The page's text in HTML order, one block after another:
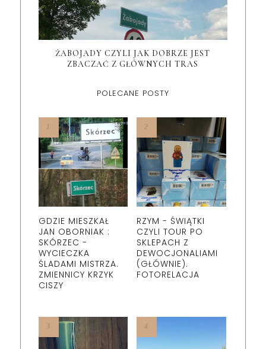
ŻABOJADY CZYLI JAK DOBRZE JEST
ZBACZAĆ Z GŁÓWNYCH TRAS
POLECANE POSTY
GDZIE MIESZKAŁ
JAN OBORNIAK :
SKÓRZEC -
WYCIECZKA
ŚLADAMI MISTRZA.
ZMIENNICY KRZYK
CISZY
RZYM - ŚWIĄTKI
CZYLI TOUR PO
SKLEPACH Z
DEWOCJONALIAMI
(GŁÓWNIE).
FOTORELACJA